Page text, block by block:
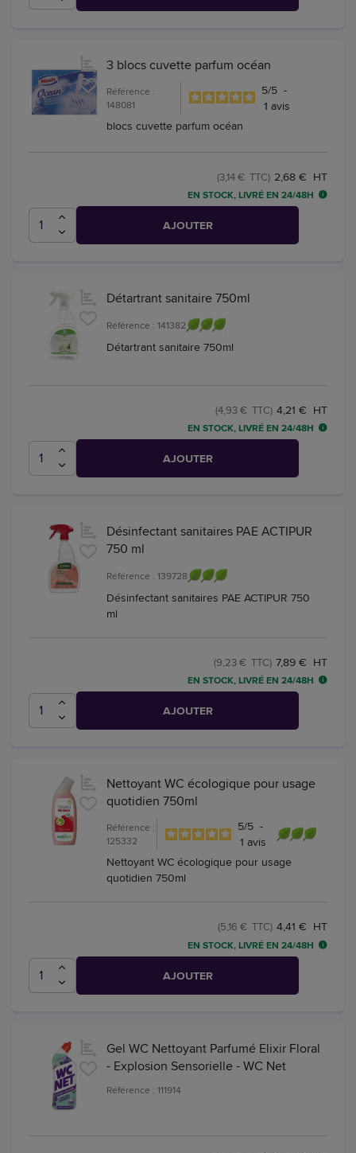
3 blocs cuvette parfum océan
Référence :
148081
5/5 -
1 avis
blocs cuvette parfum océan
2,68 € HT
(3,14 € TTC)
EN STOCK, LIVRÉ EN 24/48H
AJOUTER
Détartrant sanitaire 750ml
Référence : 141382
Détartrant sanitaire 750ml
4,21 € HT
(4,93 € TTC)
EN STOCK, LIVRÉ EN 24/48H
AJOUTER
Désinfectant sanitaires PAE ACTIPUR
750 ml
Référence : 139728
Désinfectant sanitaires PAE ACTIPUR 750
ml
7,89 € HT
(9,23 € TTC)
EN STOCK, LIVRÉ EN 24/48H
AJOUTER
Nettoyant WC écologique pour usage
quotidien 750ml
Référence :
125332
5/5 -
1 avis
Nettoyant WC écologique pour usage
quotidien 750ml
4,41 € HT
(5,16 € TTC)
EN STOCK, LIVRÉ EN 24/48H
AJOUTER
Gel WC Nettoyant Parfumé Elixir Floral
- Explosion Sensorielle - WC Net
Référence : 111914